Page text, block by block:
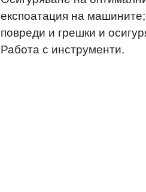
експоатация на
повреди и грешки и
Работа с инструменти.